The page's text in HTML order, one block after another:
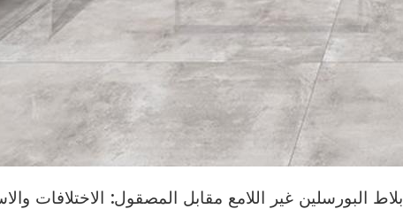
بلاط البورسلين غير اللامع مقابل المصقول: الاختلافات